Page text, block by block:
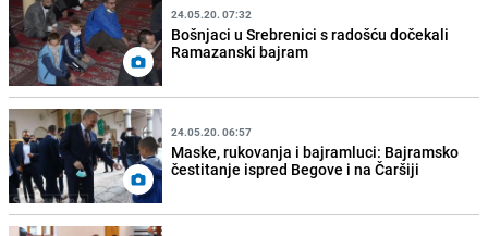
24.05.20. 07:32
Bošnjaci u Srebrenici s radošću dočekali
Ramazanski bajram
24.05.20. 06:57
Maske, rukovanja i bajramluci: Bajramsko
čestitanje ispred Begove i na Čaršiji